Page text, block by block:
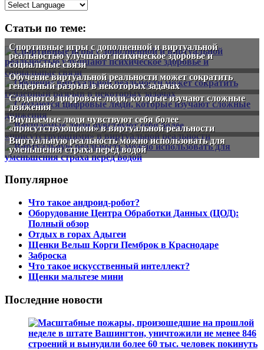
Статьи по теме:
Спортивные игры с дополненной и виртуальной
реальностью улучшают психическое здоровье и
социальные связи
Обучение виртуальной реальности может сократить
гендерный разрыв в некоторых задачах
Создаются цифровые люди, которые изучают сложные
движения
Внушаемые люди чувствуют себя более
«присутствующими» в виртуальной реальности
Виртуальную реальность можно использовать для
уменьшения страха перед водой
Популярное
Что такое андроид-робот?
Оборудование Центра Обработки Данных (ЦОД):
Полный обзор
Отдых в горах Адыгеи
Щенки Вельш Корги Пемброк в Краснодаре
Заброска
Что такое искусственный интеллект?
Щенки мальтезе мини
Последние новости